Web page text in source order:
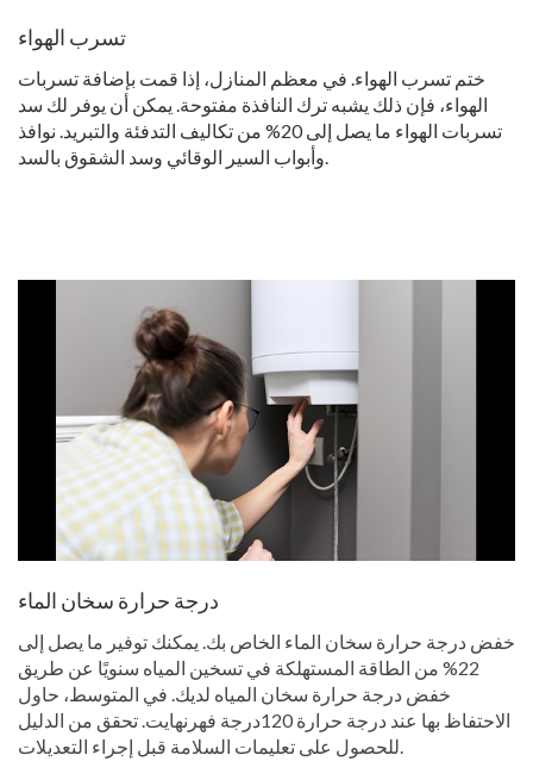
تسرب الهواء
ختم تسرب الهواء. في معظم المنازل، إذا قمت بإضافة تسربات
الهواء، فإن ذلك يشبه ترك النافذة مفتوحة. يمكن أن يوفر لك سد
تسربات الهواء ما يصل إلى 20% من تكاليف التدفئة والتبريد. نوافذ
وأبواب السير الوقائي وسد الشقوق بالسد.
درجة حرارة سخان الماء
خفض درجة حرارة سخان الماء الخاص بك. يمكنك توفير ما يصل إلى
22% من الطاقة المستهلكة في تسخين المياه سنويًا عن طريق
خفض درجة حرارة سخان المياه لديك. في المتوسط، حاول
الاحتفاظ بها عند درجة حرارة 120درجة فهرنهايت. تحقق من الدليل
للحصول على تعليمات السلامة قبل إجراء التعديلات.